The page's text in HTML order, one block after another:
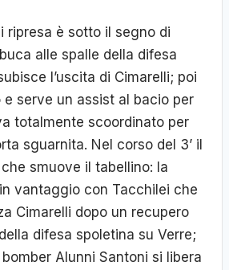
è sotto il segno di
alle spalle della difesa
l’uscita di Cimarelli; poi
e serve un assist al bacio per
totalmente scoordinato per
sguarnita. Nel corso del 3’ il
smuove il tabellino: la
vantaggio con Tacchilei che
Cimarelli dopo un recupero
difesa spoletina su Verre;
bomber Alunni Santoni si libera